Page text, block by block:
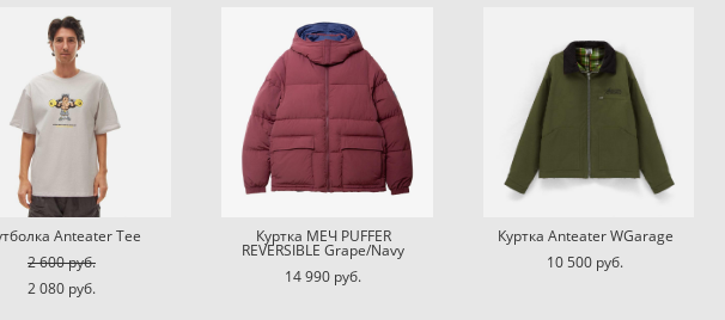
Anteater Tee
2 600 pуб.
2 080 pуб.
Куртка МЕЧ PUFFER
REVERSIBLE Grape/Navy
14 990 pуб.
Куртка Anteater WGarage
10 500 pуб.